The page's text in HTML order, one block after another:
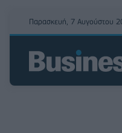
Παρασκευή, 7 Αυγούστου